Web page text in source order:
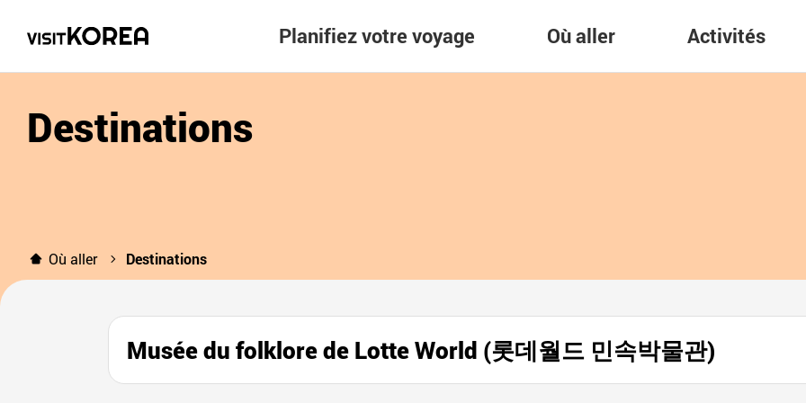
Planifiez votre voyage Où aller Activités
Destinations
Où aller Destinations
Musée du folklore de Lotte World (롯데월드 민속박물관)